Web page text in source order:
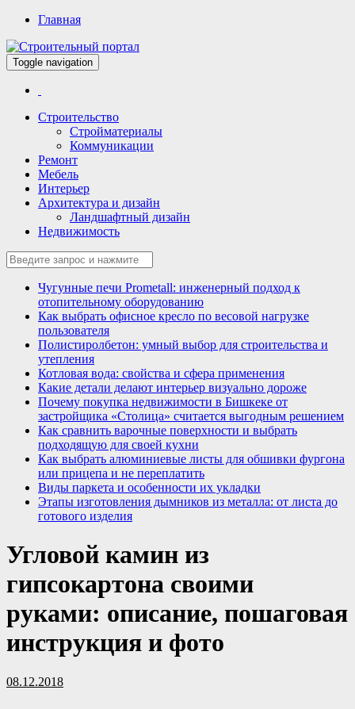
Главная
Строительный портал
Всё для строительства и ремонта
Toggle navigation
Строительство
Стройматериалы
Коммуникации
Ремонт
Мебель
Интерьер
Архитектура и дизайн
Ландшафтный дизайн
Недвижимость
Чугунные печи Prometall: инженерный подход к
отопительному оборудованию
Как выбрать офисное кресло по весовой нагрузке
пользователя
Полистиролбетон: умный выбор для строительства и
утепления
Котловая вода: свойства и сфера применения
Какие детали делают интерьер визуально дороже
Почему покупка недвижимости в Бишкеке от
застройщика «Столица» считается выгодным решением
Как сравнить варочные поверхности и выбрать
подходящую для своей кухни
Как выбрать алюминиевые листы для обшивки фургона
или прицепа и не переплатить
Виды паркета и особенности их укладки
Этапы изготовления дымников из металла: от листа до
готового изделия
Угловой камин из
гипсокартона своими
руками: описание, пошаговая
инструкция и фото
08.12.2018